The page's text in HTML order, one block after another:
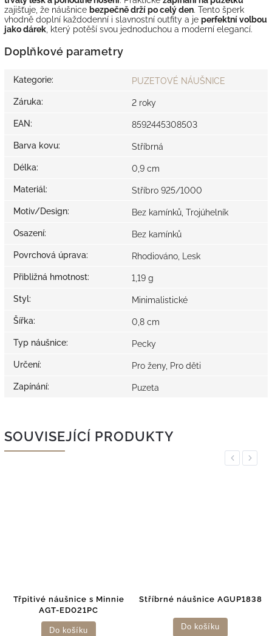
zajišťuje, že náušnice bezpečně drží po celý den. Tento šperk
vhodně doplní každodenní i slavnostní outfity a je perfektní volbou
jako dárek , který potěší svou jednoduchou a moderní elegancí.
Doplňkové parametry
Kategorie: PUZETOVÉ NÁUŠNICE
Záruka: 2 roky
EAN: 8592445308503
Barva kovu: Stříbrná
Délka: 0,9 cm
Materiál: Stříbro 925/1000
Motiv/Design: Bez kamínků, Trojúhelník
Osazení: Bez kamínků
Povrchová úprava: Rhodiováno, Lesk
Přibližná hmotnost: 1,19 g
Styl: Minimalistické
Šířka: 0,8 cm
Typ náušnice: Pecky
Určení: Pro ženy, Pro děti
Zapínání: Puzeta
SOUVISEJÍCÍ PRODUKTY
Previous
Třpitivé náušnice s Minnie
AGT-ED021PC
Do košíku
Stříbrné náušnice AGUP1838
Do košíku
Next